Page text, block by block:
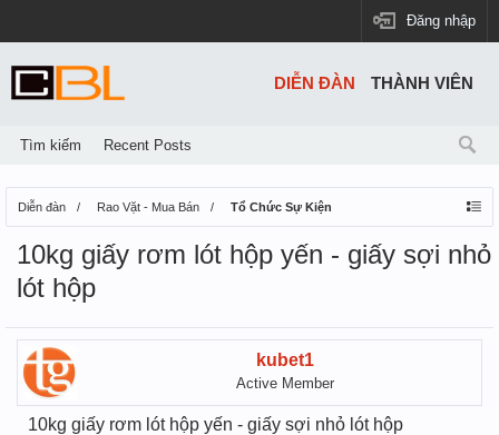
Đăng nhập
Diễn đàn Rao Vặt - Mua Bán Tổ Chức Sự Kiện
10kg giấy rơm lót hộp yến - giấy sợi nhỏ
lót hộp
kubet1
Active Member
10kg giấy rơm lót hộp yến - giấy sợi nhỏ lót hộp
DIỄN ĐÀN
Tìm kiếm Recent Posts
THÀNH VIÊN